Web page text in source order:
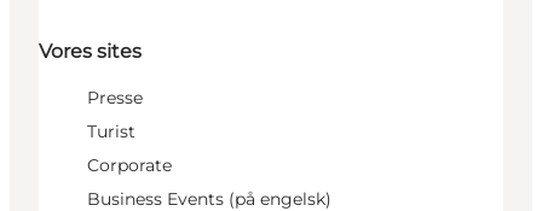
Vores sites
Presse
Turist
Corporate
Business Events (på engelsk)